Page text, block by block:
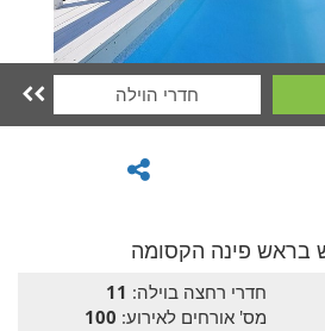
חדרי הוילה 
בראש פינה הקסומה
חדרי רחצה בוילה: 11
מס' אורחים לאירוע: 100